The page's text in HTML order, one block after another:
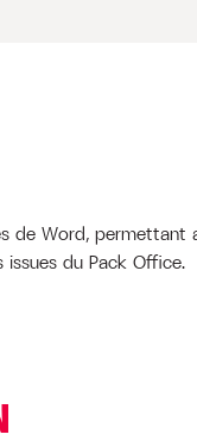
Word,
du Pack Office.